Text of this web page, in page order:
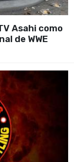
Asahi como
de WWE